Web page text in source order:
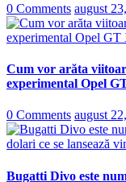
0 Comments august
Cum vor arăta
experimental Opel
0 Comments august
Bugatti Divo este